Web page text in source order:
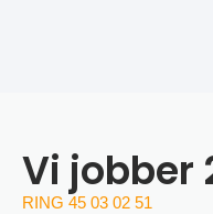
Vi jobber
RING 45 03 02 51